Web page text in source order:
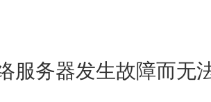
服务器发生故障而无